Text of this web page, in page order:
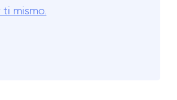
mismo.